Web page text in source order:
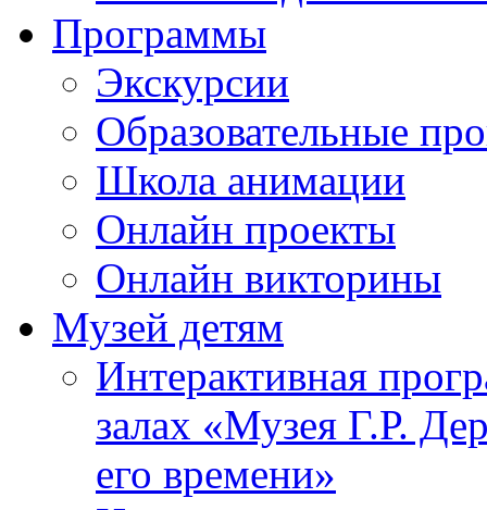
Программы
Экскурсии
Образовательные
Школа анимации
Онлайн проекты
Онлайн викторины
Музей детям
Интерактивная
залах «Музея Г.Р.
его времени»